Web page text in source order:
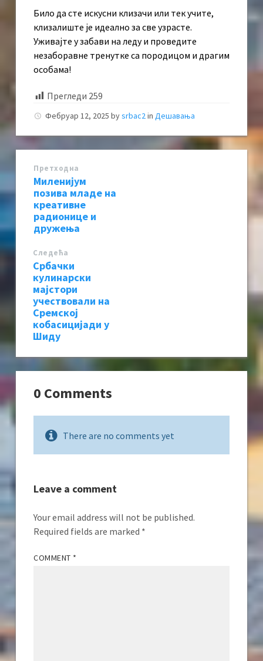
Било да сте искусни клизачи или тек учите,
клизалиште је идеално за све узрасте.
Уживајте у забави на леду и проведите
незаборавне тренутке са породицом и драгим
особама!
Прегледи 259
Фебруар 12, 2025 bysrbac2in Дешавања
Претходна
Миленијум
позива младе на
креативне
радионице и
дружења
Следећa
Србачки
кулинарски
мајстори
учествовали на
Сремској
кобасицијади у
Шиду
0 Comments
There are no comments yet
Leave a comment
Your email address will not be published.
Required fields are marked *
COMMENT *